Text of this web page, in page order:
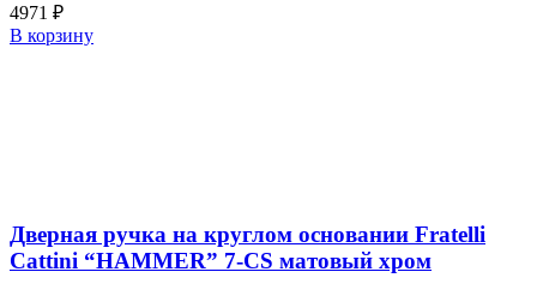
4971 ₽
В корзину
Дверная ручка на круглом основании Fratelli
Cattini “HAMMER” 7-CS матовый хром